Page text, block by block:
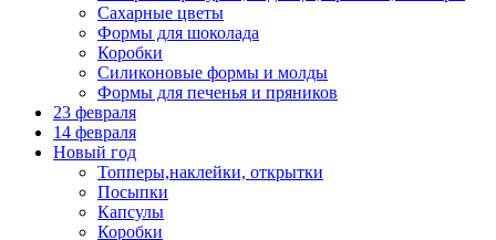
Сахарные цветы
Формы для шоколада
Коробки
Силиконовые формы и молды
Формы для печенья и пряников
23 февраля
14 февраля
Новый год
Топперы,наклейки, открытки
Посыпки
Капсулы
Коробки